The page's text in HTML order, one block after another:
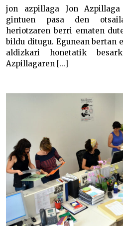
jon azpillaga Jon
gintuen pasa den
heriotzaren berri ematen
bildu ditugu. Egunean bertan
aldizkari honetatik
Azpillagaren [...]